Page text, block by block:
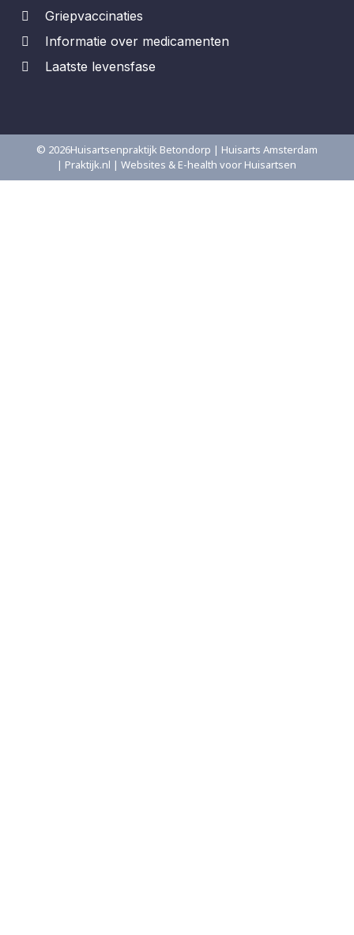
Griepvaccinaties
Informatie over medicamenten
Laatste levensfase
© 2026Huisartsenpraktijk Betondorp | Huisarts Amsterdam
| Praktijk.nl | Websites & E-health voor Huisartsen